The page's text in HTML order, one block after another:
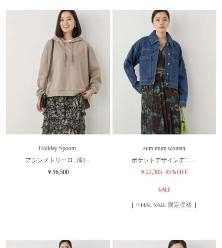
Holiday Spoom.
アシンメトリーロゴ刺…
￥16,500
sum mum woman
ポケットデザインデニ…
￥22,385 45％OFF
SALE
| FINAL SALE 限定価格 |